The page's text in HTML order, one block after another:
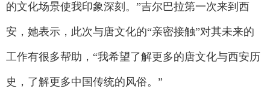
的文化场景使我印象深刻。”吉尔巴拉第一次来到西
安，她表示，此次与唐文化的“亲密接触”对其未来的
工作有很多帮助，“我希望了解更多的唐文化与西安历
史，了解更多中国传统的风俗。”